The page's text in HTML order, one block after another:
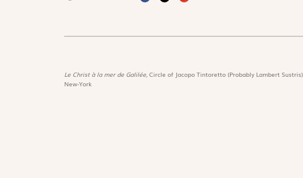
Le Christ à la mer de Galilée, Circle of Jacopo Tintoretto (Probably Lambert
New-York